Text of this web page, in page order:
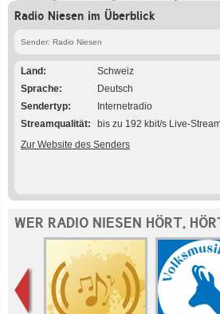
Radio Niesen im Überblick
Sender: Radio Niesen
Land
Schweiz
Sprache
Deutsch
Sendertyp
Internetradio
Streamqualität
bis zu 192 kbit/s Live-
Zur Website des Senders
WER RADIO NIESEN HÖRT,